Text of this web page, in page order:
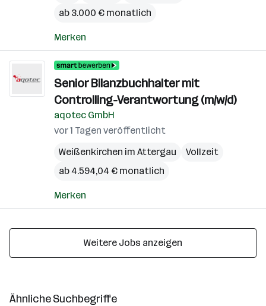
ab 3.000 € monatlich
Merken
Senior Bilanzbuchhalter mit
Controlling-Verantwortung (m/w/d)
aqotec GmbH
vor 1 Tagen veröffentlicht
Weißenkirchen im Attergau
Vollzeit
ab 4.594,04 € monatlich
Merken
Weitere Jobs anzeigen
Ähnliche Suchbegriffe